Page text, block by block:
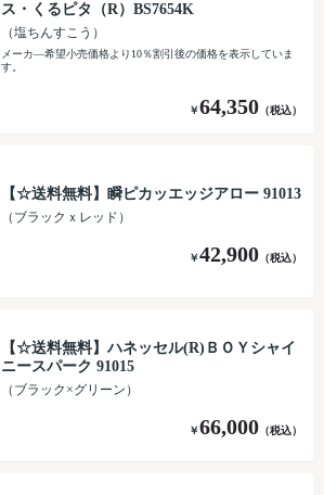
ス・くるピタ（R）BS7654K
（塩ちんすこう）
メーカ―希望小売価格より10％割引後の価格を表示していま
す。
￥64,350 （税込）
【☆送料無料】瞬ピカッエッジアロー 91013
（ブラックｘレッド）
￥42,900 （税込）
【☆送料無料】ハネッセル(R)ＢＯＹシャイ
ニースパーク 91015
（ブラック×グリーン）
￥66,000 （税込）